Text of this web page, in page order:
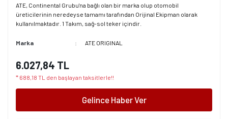
ATE, Continental Grubu'na bağlı olan bir marka olup otomobil
üreticilerinin neredeyse tamamı tarafından Orijinal Ekipman olarak
kullanılmaktadır. 1 Takım, sağ-sol teker içindir.
Marka ATE ORIGINAL
6.027,84 TL
* 688,18 TL den başlayan taksitlerle!!
Gelince Haber Ver